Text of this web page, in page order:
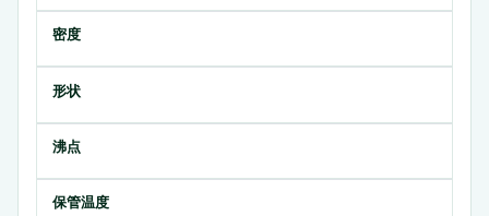
密度
形状
沸点
保管温度